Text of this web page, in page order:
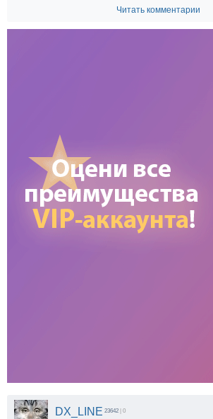
Читать комментарии
DX_LINE 23642 | 0